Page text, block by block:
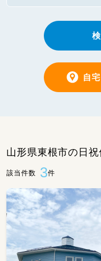
自
山形県東根市の日
該当件数 3件